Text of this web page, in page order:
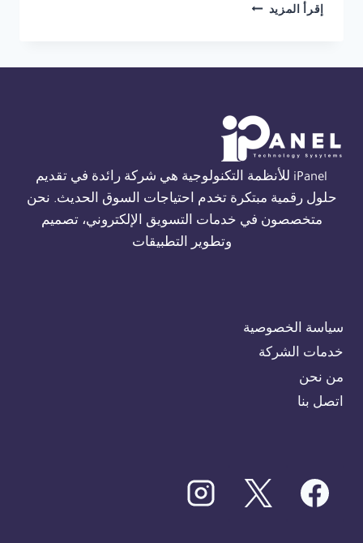
إقرأ المزيد شركة
01554305486
iPanel للأنظمة التكنولوجية هي شركة رائدة في تقديم
حلول رقمية مبتكرة تخدم احتياجات السوق الحديث. نحن
متخصصون في خدمات التسويق الإلكتروني، تصميم
وتطوير التطبيقات
سياسة الخصوصية
خدمات الشركة
من نحن
اتصل بنا